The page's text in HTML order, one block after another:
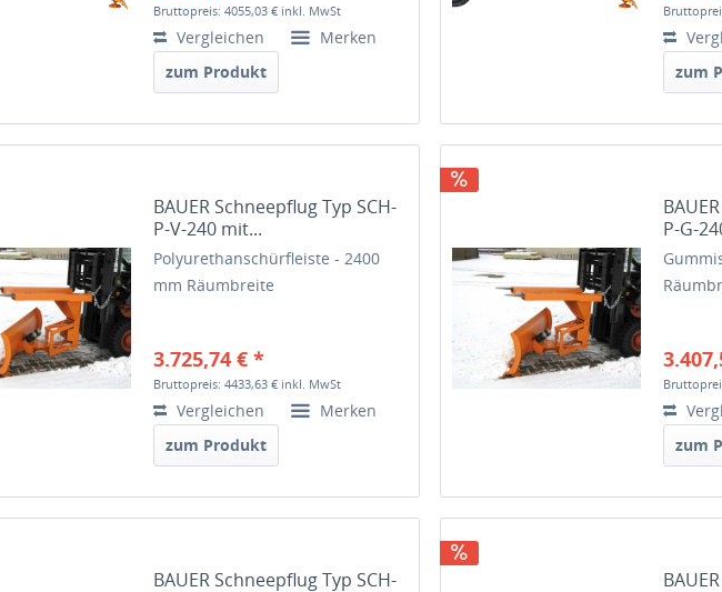
Bruttopreis: 4055,03 € inkl. MwSt
Vergleichen
Merken
zum Produkt
zum
BAUER Schneepflug Typ SCH-
P-V-240 mit...
Polyurethanschürfleiste - 2400
mm Räumbreite
3.725,74 € *
Bruttopreis: 4433,63 € inkl. MwSt
Vergleichen
Merken
zum Produkt
P-G-
zum
BAUER Schneepflug Typ SCH-